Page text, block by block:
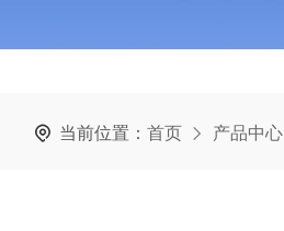
当前位置： 首页 产品中心